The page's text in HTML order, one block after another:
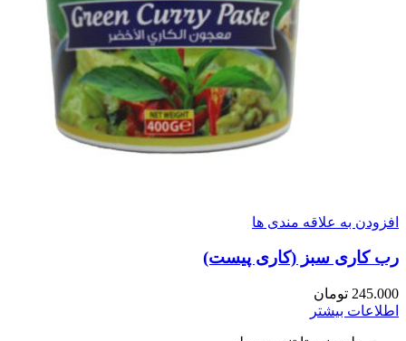
افزودن به علاقه مندی ها
رب کاری سبز (کاری پیست)
245.000 تومان
اطلاعات بیشتر